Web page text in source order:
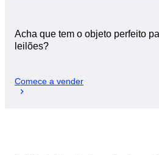
Acha que tem o objeto perfeito
leilões?
Comece a vender